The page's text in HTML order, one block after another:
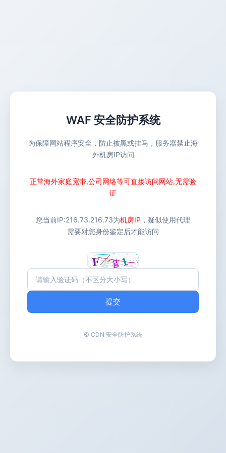
WAF 安全防护系统
为保障网站程序安全，防止被黑或挂马，服务器禁止海
外机房IP访问
正常海外家庭宽带,公司网络等可直接访问网站,无需验
证
您当前IP:216.73.216.73为机房IP ，疑似使用代理
需要对您身份鉴定后才能访问
提交
© CDN 安全防护系统